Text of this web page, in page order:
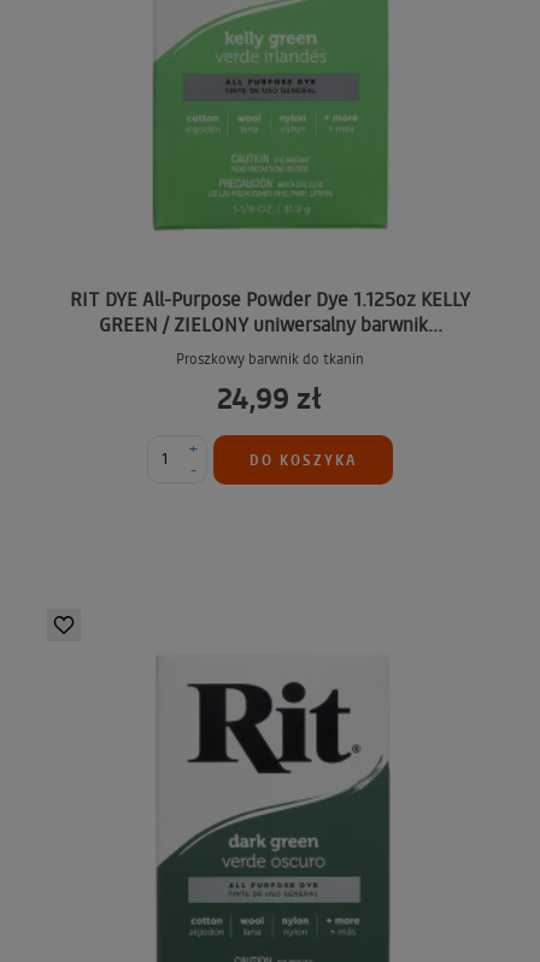
RIT DYE All-Purpose Powder Dye 1.125oz KELLY
GREEN / ZIELONY uniwersalny barwnik...
Proszkowy barwnik do tkanin
24,99 zł
-
+
DO KOSZYKA